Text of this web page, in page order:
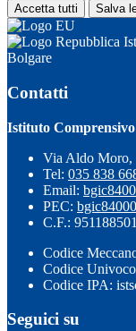
Accetta tutti Salva
Bolgare
Contatti
Istituto
Via Aldo Moro,
Tel: 035 838
Email:
PEC:
C.F.:
Codice
Codice
Codice IPA:
Seguici su